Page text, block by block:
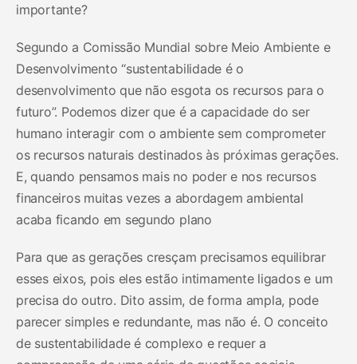
importante?
Segundo a Comissão Mundial sobre Meio Ambiente e
Desenvolvimento “sustentabilidade é o
desenvolvimento que não esgota os recursos para o
futuro”. Podemos dizer que é a capacidade do ser
humano interagir com o ambiente sem comprometer
os recursos naturais destinados às próximas gerações.
E, quando pensamos mais no poder e nos recursos
financeiros muitas vezes a abordagem ambiental
acaba ficando em segundo plano
Para que as gerações cresçam precisamos equilibrar
esses eixos, pois eles estão intimamente ligados e um
precisa do outro. Dito assim, de forma ampla, pode
parecer simples e redundante, mas não é. O conceito
de sustentabilidade é complexo e requer a